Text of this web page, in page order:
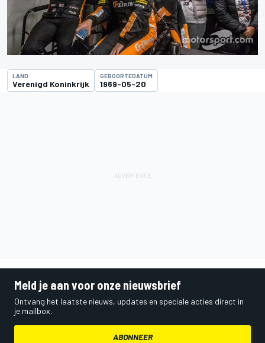
LAND
Verenigd Koninkrijk
GEBOORTEDATUM
1969-05-20
Meld je aan voor onze nieuwsbrief
Ontvang het laatste nieuws, updates en speciale acties direct in
je mailbox.
ABONNEER